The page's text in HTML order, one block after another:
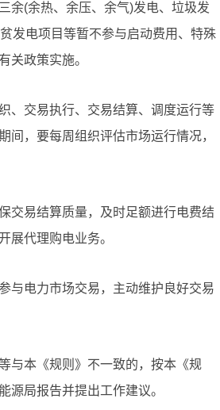
余(余热、余压、余气)发电、垃圾发
发电项目等暂不参与启动费用、特殊
关政策实施。
、交易执行、交易结算、调度运行等
，要每周组织评估市场运行情况，
交易结算质量，及时足额进行电费结
展代理购电业务。
与电力市场交易，主动维护良好交易
与本《规则》不一致的，按本《规
源局报告并提出工作建议。